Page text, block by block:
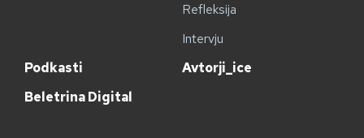
Refleksija
Intervju
Podkasti
Avtorji_ice
Beletrina Digital